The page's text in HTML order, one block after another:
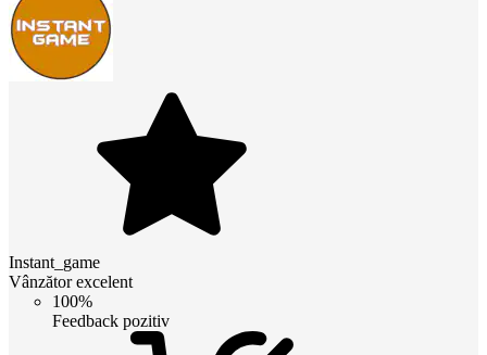
Instant_game
Vânzător excelent
100%
Feedback pozitiv